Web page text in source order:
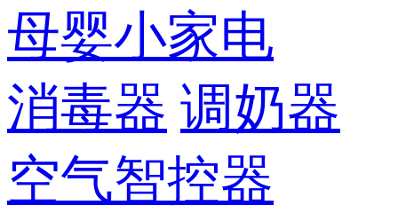
母婴小家电
消毒器 调奶器
空气智控器